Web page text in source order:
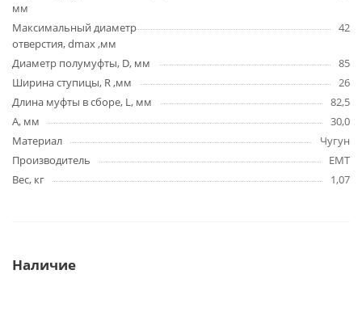
мм
Максимальный диаметр
отверстия, dmax ,мм
42
Диаметр полумуфты, D, мм
85
Ширина ступицы, R ,мм
26
Длина муфты в сборе, L, мм
82,5
A, мм
30,0
Материал
Чугун
Производитель
EMT
Вес, кг
1,07
Наличие